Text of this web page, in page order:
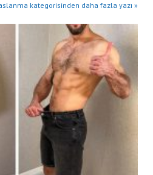
kategorisinden daha fazla yazı »